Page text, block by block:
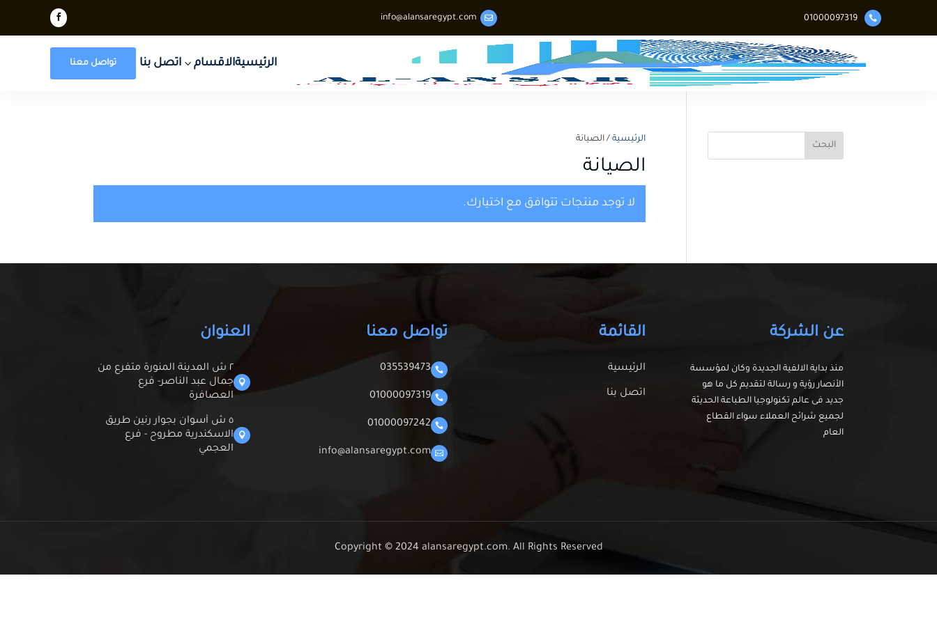

01000097319

info@alansaregypt.com

الرئيسيةالاقسام 3 اتصل بنا تواصل معنا
الرئيسية/ الصيانة
الصيانة
لا توجد منتجات تتوافق مع اختيارك.
البحث
العنوان

٢ ش المدينة المنورة متفرع من
جمال عبد الناصر- فرع
العصافرة

٥ ش أسوان بجوار رنين طريق
الاسكندرية مطروح - فرع
العجمي
تواصل معنا

035539473

01000097319

01000097242

info@alansaregypt.com
القائمة
الرئيسية
اتصل بنا
عن الشركة
منذ بداية الالفية الجديدة وكان لمؤسسة
الأنصار رؤية و رسالة لتقديم كل ما هو
جديد فى عالم تكنولوجيا الطباعة الحديثة
لجميع شرائح العملاء سواء القطاع
العام
Copyright © 2024 alansaregypt.com. All Rights Reserved